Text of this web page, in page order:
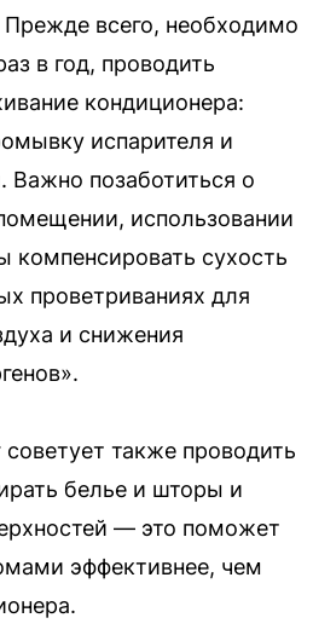
всего, необходимо
в год, проводить
кондиционера:
испарителя и
позаботиться о
использовании
компенсировать сухость
проветриваниях для
и снижения
также проводить
белье и шторы и
— это поможет
эффективнее, чем